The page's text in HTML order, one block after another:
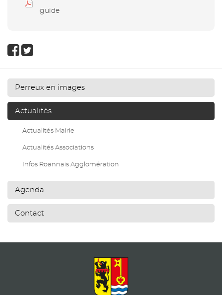
guide
Perreux en images
Actualités
Actualités Mairie
Actualités Associations
Infos Roannais Agglomération
Agenda
Contact